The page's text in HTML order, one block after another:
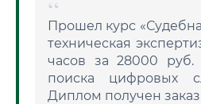
Прошел курс
техническая
часов за 28000 руб.
поиска цифровых
Диплом получен